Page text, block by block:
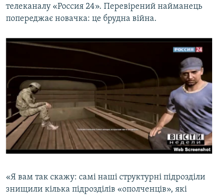
телеканалу «Россия 24». Перевірений найманець
попереджає новачка: це брудна війна.
«Я вам так скажу: самі наші структурні підрозділи
знищили кілька підрозділів «опoлченців», які